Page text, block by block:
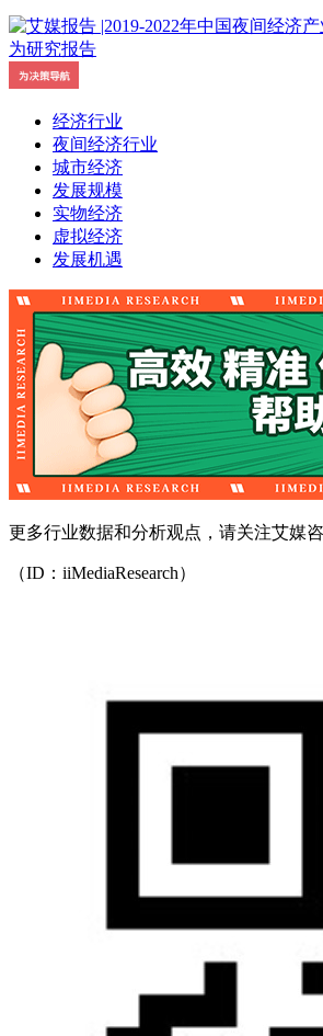
经济行业
夜间经济行业
城市经济
发展规模
实物经济
虚拟经济
发展机遇
更多行业数据和分析观点，请关注艾媒
（ID：iiMediaResearch）